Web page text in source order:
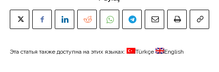
Эта статья также доступна на этих языках: Türkçe English